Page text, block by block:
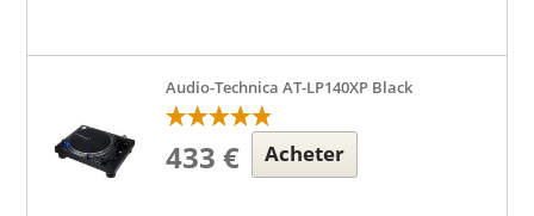
Audio-Technica AT-LP140XP Black
433 € Acheter